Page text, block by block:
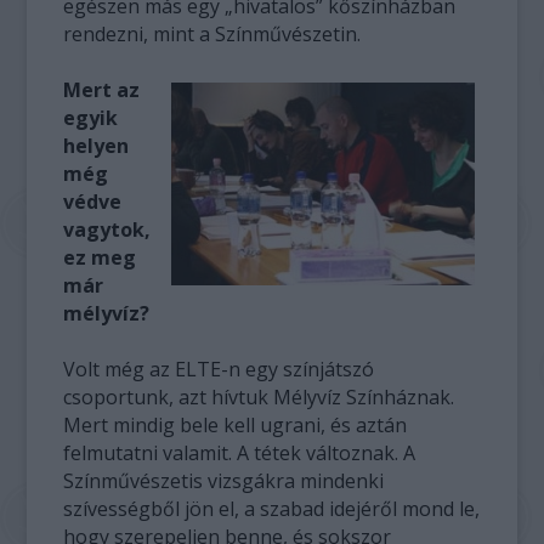
egészen más egy „hivatalos” kőszínházban
rendezni, mint a Színművészetin.
Mert az
egyik
helyen
még
védve
vagytok,
ez meg
már
mélyvíz?
Volt még az ELTE-n egy színjátszó
csoportunk, azt hívtuk Mélyvíz Színháznak.
Mert mindig bele kell ugrani, és aztán
felmutatni valamit. A tétek változnak. A
Színművészetis vizsgákra mindenki
szívességből jön el, a szabad idejéről mond le,
hogy szerepeljen benne, és sokszor